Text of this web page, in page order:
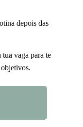
depois das
tua vaga para te